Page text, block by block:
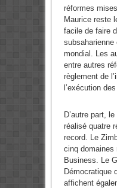
réformes
Maurice reste
facile de faire
mondial. Les
entre autres
règlement de
l’exécution
D’autre part,
réalisé quatre
record. Le
cinq domaines
Business. Le
Démocratique
affichent